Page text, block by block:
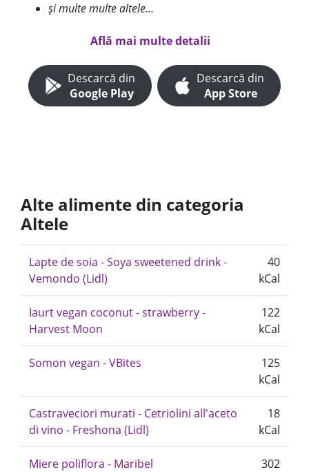
și multe multe altele...
Află mai multe detalii
Descarcă din
Google Play
Descarcă din
App Store
Alte alimente din categoria
Altele
Lapte de soia - Soya sweetened drink -
Vemondo (Lidl)
40
kCal
Iaurt vegan coconut - strawberry -
Harvest Moon
122
kCal
Somon vegan - VBites
125
kCal
Castraveciori murati - Cetriolini all'aceto
di vino - Freshona (Lidl)
18
kCal
Miere poliflora - Maribel
302